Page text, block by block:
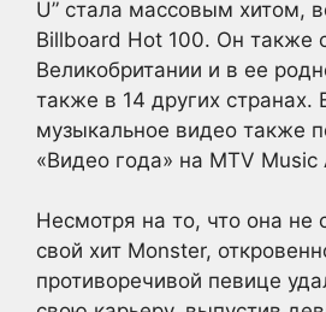
U” стала массовым хитом,
Billboard Hot 100. Он также
Великобритании и в ее
также в 14 других странах.
музыкальное видео также
«Видео года» на MTV Music
Несмотря на то, что она не
свой хит Monster,
противоречивой певице